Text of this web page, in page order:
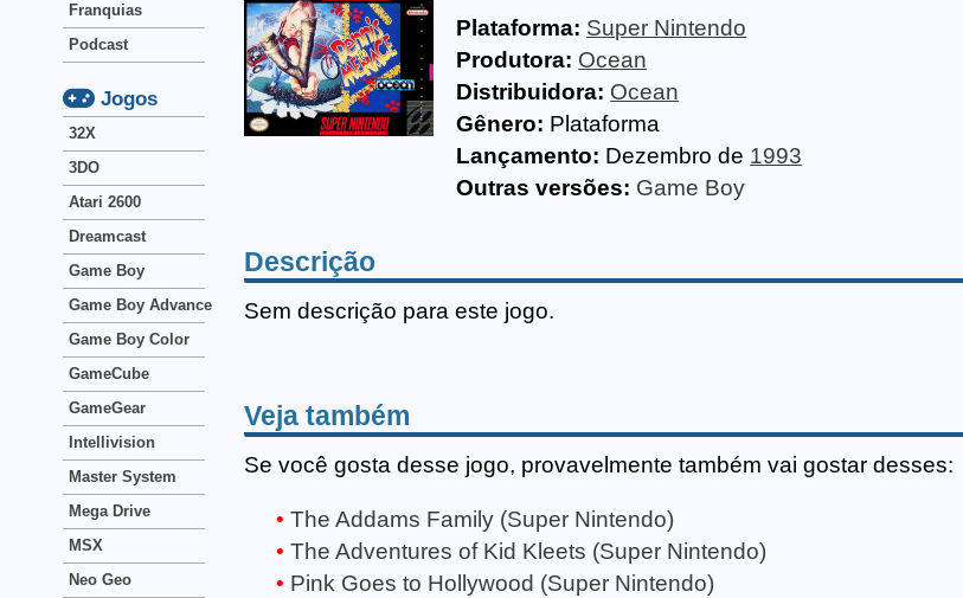
Plataforma: Super Nintendo
Produtora: Ocean
Distribuidora: Ocean
Gênero: Plataforma
Lançamento: Dezembro de 1993
Outras versões: Game Boy
Descrição
Sem descrição para este jogo.
Veja também
Se você gosta desse jogo, provavelmente também vai gostar desses:
The Addams Family (Super Nintendo)
The Adventures of Kid Kleets (Super Nintendo)
Pink Goes to Hollywood (Super Nintendo)
Franquias
Podcast
Jogos
32X
3DO
Atari 2600
Dreamcast
Game Boy
Game Boy Advance
Game Boy Color
GameCube
GameGear
Intellivision
Master System
Mega Drive
MSX
Neo Geo